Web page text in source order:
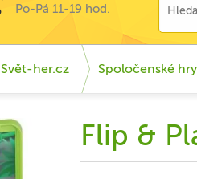
Po-Pá 11-19 hod.
Svět-her.cz Spoločenské hry
Flip &